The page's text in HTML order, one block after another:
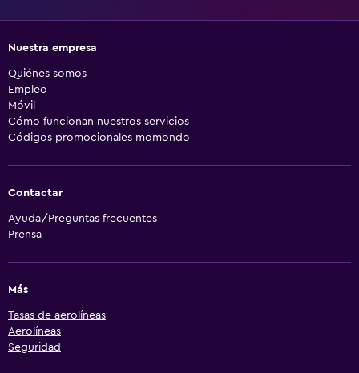
Nuestra empresa
Quiénes somos
Empleo
Móvil
Cómo funcionan nuestros servicios
Códigos promocionales momondo
Contactar
Ayuda/Preguntas frecuentes
Prensa
Más
Tasas de aerolíneas
Aerolíneas
Seguridad